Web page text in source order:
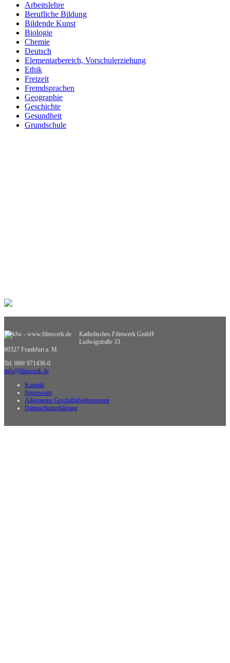
Arbeitslehre
Berufliche Bildung
Bildende Kunst
Biologie
Chemie
Deutsch
Elementarbereich, Vorschulerziehung
Ethik
Freizeit
Fremdsprachen
Geographie
Geschichte
Gesundheit
Grundschule
Verkehrserziehung
Wirtschaftskunde
Sachgebietsübergreifende Medien
Katholisches Filmwerk GmbH
Ludwigstraße 33
60327 Frankfurt a. M.
Tel. 069/ 971436-0
info@filmwerk.de
Kontakt
Impressum
Allgemeine Geschäftsbedingungen
Datenschutzerklärung